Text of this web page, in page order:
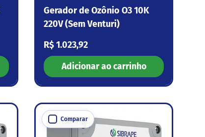
Gerador de Ozônio O3 10K
220V (Sem Venturi)
Preço normal
R$ 1.023,92
Adicionar ao carrinho
Comparar